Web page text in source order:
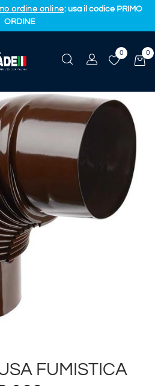
ordine online: usa il codice PRIMO
ORDINE
0 0
CHIUSA FUMISTICA MARRONE D.100
FUMISTICA